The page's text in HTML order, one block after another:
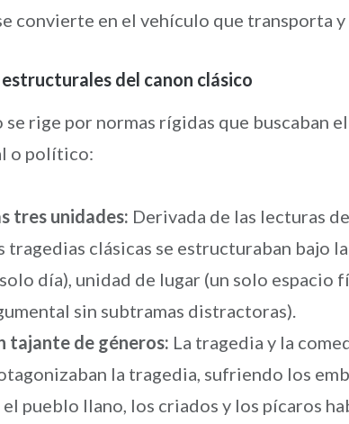
convierte en el vehículo que transporta
del canon clásico
se rige por normas rígidas que buscaban
o político:
tres unidades: Derivada de las lecturas
tragedias clásicas se estructuraban bajo
día), unidad de lugar (un solo espacio
sin subtramas distractoras).
tajante de géneros: La tragedia y la
la tragedia, sufriendo los
pueblo llano, los criados y los pícaros